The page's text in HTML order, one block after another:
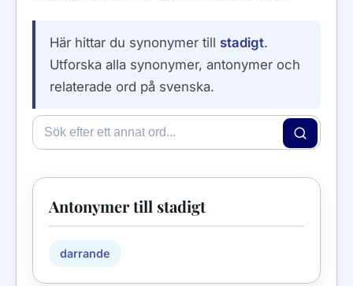
Här hittar du synonymer till stadigt.
Utforska alla synonymer, antonymer och
relaterade ord på svenska.
Antonymer till stadigt
darrande